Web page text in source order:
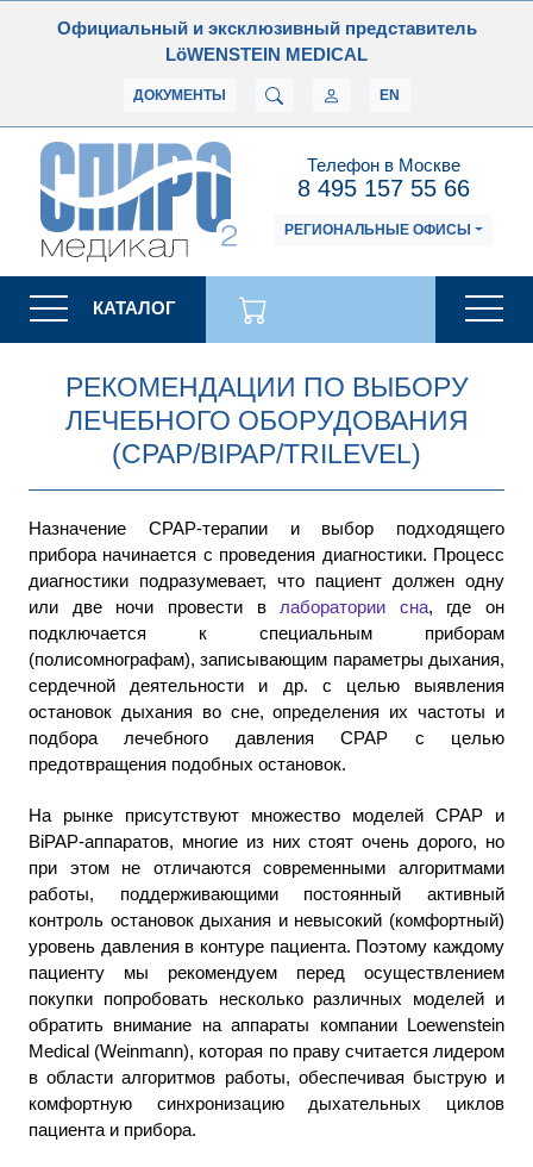
Официальный и эксклюзивный представитель
LöWENSTEIN MEDICAL
ДОКУМЕНТЫ EN
Телефон в Москве
8 495 157 55 66
РЕГИОНАЛЬНЫЕ ОФИСЫ
КАТАЛОГ
РЕКОМЕНДАЦИИ ПО ВЫБОРУ
ЛЕЧЕБНОГО ОБОРУДОВАНИЯ
(CPAP/BIPAP/TRILEVEL)
Назначение CPAP-терапии и выбор подходящего
прибора начинается с проведения диагностики. Процесс
диагностики подразумевает, что пациент должен одну
или две ночи провести в лаборатории сна, где он
подключается к специальным приборам
(полисомнографам), записывающим параметры дыхания,
сердечной деятельности и др. с целью выявления
остановок дыхания во сне, определения их частоты и
подбора лечебного давления CPAP с целью
предотвращения подобных остановок.
На рынке присутствуют множество моделей CPAP и
BiPAP-аппаратов, многие из них стоят очень дорого, но
при этом не отличаются современными алгоритмами
работы, поддерживающими постоянный активный
контроль остановок дыхания и невысокий (комфортный)
уровень давления в контуре пациента. Поэтому каждому
пациенту мы рекомендуем перед осуществлением
покупки попробовать несколько различных моделей и
обратить внимание на аппараты компании Loewenstein
Medical (Weinmann), которая по праву считается лидером
в области алгоритмов работы, обеспечивая быструю и
комфортную синхронизацию дыхательных циклов
пациента и прибора.